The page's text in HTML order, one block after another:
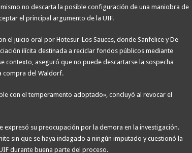
no descarta la posible configuración de una maniobra de
el principal argumento de la UIF.
el juicio oral por Hotesur-Los Sauces, donde Sanfelice y De
ilícita destinada a reciclar fondos públicos mediante
contexto, aseguró que no puede descartarse la sospecha
compra del Waldorf.
con el temperamento adoptado», concluyó al revocar el
expresó su preocupación por la demora en la investigación.
sin que se haya indagado a ningún imputado y cuestionó la
durante buena parte del proceso.